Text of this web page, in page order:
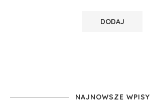
NAJNOWSZE WPISY